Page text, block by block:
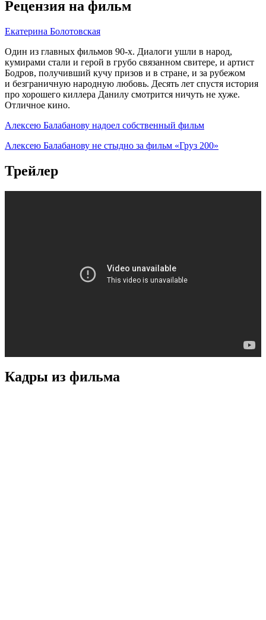
Рецензия на фильм
Екатерина Болотовская
Один из главных фильмов 90-х. Диалоги ушли в народ,
кумирами стали и герой в грубо связанном свитере, и артист
Бодров, получивший кучу призов и в стране, и за рубежом
и безграничную народную любовь. Десять лет спустя история
про хорошего киллера Данилу смотрится ничуть не хуже.
Отличное кино.
Алексею Балабанову надоел собственный фильм
Алексею Балабанову не стыдно за фильм «Груз 200»
Трейлер
Кадры из фильмa